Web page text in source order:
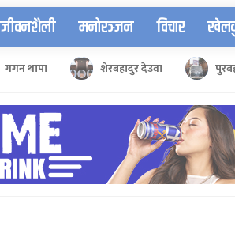
जीवनशैली मनोरञ्जन विचार
गगन थापा शेरबहादुर देउवा